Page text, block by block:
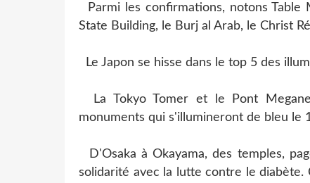
Parmi les confirmations, notons Table
State Building, le Burj al Arab, le Christ
Le Japon se hisse dans le top 5 des
La Tokyo Tomer et le Pont
monuments qui s'illumineront de bleu le
D'Osaka à Okayama, des temples,
solidarité avec la lutte contre le